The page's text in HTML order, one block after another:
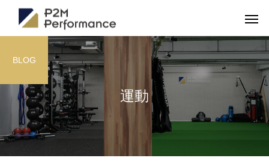
運動
BLOG